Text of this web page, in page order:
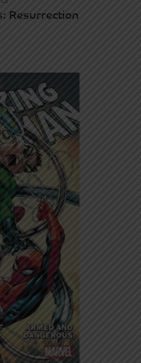
Resurrection